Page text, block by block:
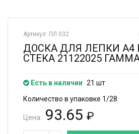
Артикул: ПЛ 032
ДОСКА ДЛЯ ЛЕПКИ А4
СТЕКА 21122025
Есть в наличии 21 шт
Количество в упаковке 1/28
Цена: 93.65 ₽